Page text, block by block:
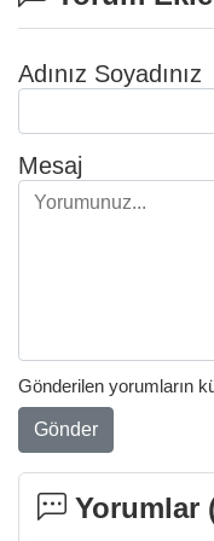
Adınız Soyadınız
Mesaj
Gönderilen yorumların
Gönder
Yorumlar